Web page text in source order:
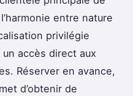
entre nature
privilégie
accès direct aux
Réserver en avance,
d’obtenir de